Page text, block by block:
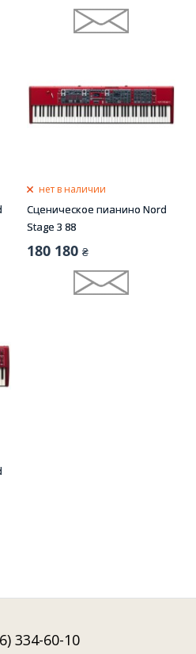
нет в наличии
Сценическое пианино Nord
Stage 3 88
180 180 ₴
334-60-10